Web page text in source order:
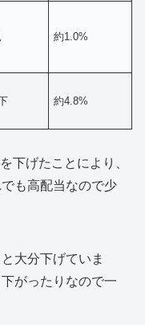
約1.0%
約4.8%
下げたことにより、
も高配当なので少
大分下げていま
がったりなので一